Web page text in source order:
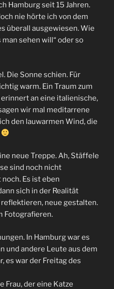
Hamburg seit 15 Jahren.
nie hörte ich von dem
überall ausgewiesen. Wie
man sehen will“ oder so
Die Sonne schien. Für
warm. Ein Traum zum
an eine italienische,
wir mal meditarrene
den lauwarmen Wind, die
neue Treppe. Ah, Stäffele
sind noch nicht
Es ist eben
sich in der Realität
neue gestalten.
Fotografieren.
In Hamburg war es
und andere Leute aus dem
es war der Freitag des
Frau, der eine Katze